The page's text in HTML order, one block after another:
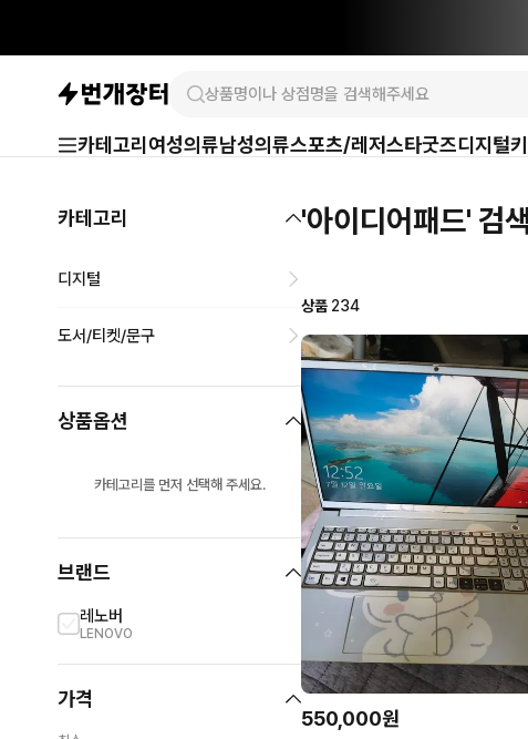
카테고리 여성의류남성의류스포츠/레저스타굿즈디지털
카테고리
디지털
도서/티켓/문구
상품옵션
카테고리를 먼저 선택해 주세요.
브랜드
레노버
LENOVO
가격
'아이디어패드' 검
상품 234
550,000원